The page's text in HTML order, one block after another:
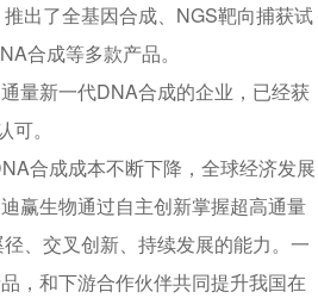
出了全基因合成、NGS靶向捕获试
合成等多款产品。
量新一代DNA合成的企业，已经获
。
合成成本不断下降，全球经济发展
赢生物通过自主创新掌握超高通量
、交叉创新、持续发展的能力。一
，和下游合作伙伴共同提升我国在